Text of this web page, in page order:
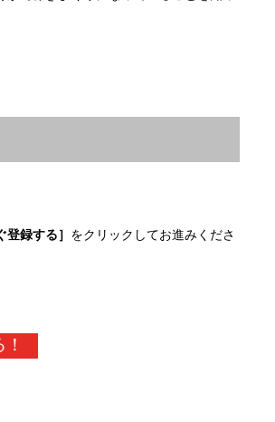
登録する］ をクリックしてお進みくださ